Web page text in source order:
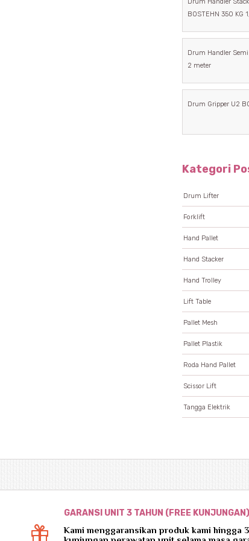
Drum Handler
BOSTEHN 350 KG
Drum Handler
2 meter
Drum Gripper U2
Kategori
Drum Lifter
Forklift
Hand Pallet
Hand Stacker
Hand Trolley
Lift Table
Pallet Mesh
Pallet Plastik
Roda Hand Pallet
Scissor Lift
Tangga Elektrik
GARANSI UNIT 3 TAHUN (FREE KUNJUNGAN)
Kami menggaransikan produk kami hingga